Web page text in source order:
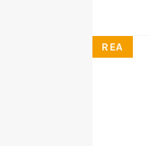
REA